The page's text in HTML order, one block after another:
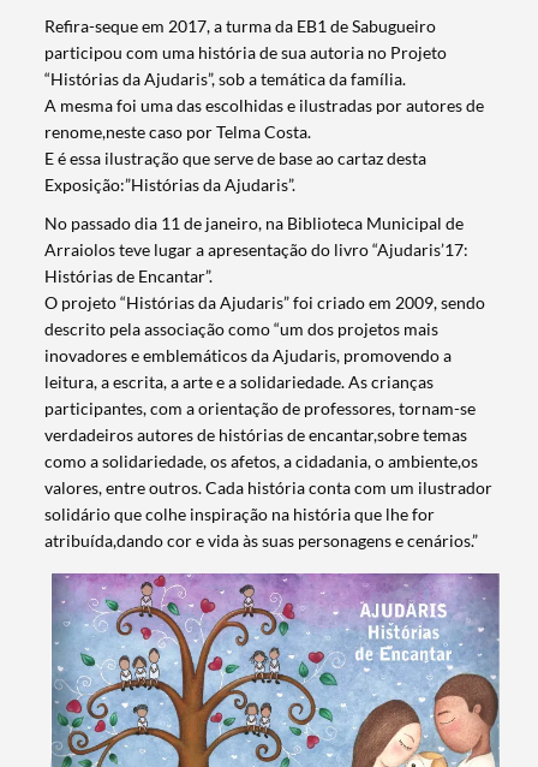
Refira-seque em 2017, a turma da EB1 de Sabugueiro
participou com uma história de sua autoria no Projeto
“Histórias da Ajudaris”, sob a temática da família.
A mesma foi uma das escolhidas e ilustradas por autores de
renome,neste caso por Telma Costa.
E é essa ilustração que serve de base ao cartaz desta
Exposição:”Histórias da Ajudaris”.
No passado dia 11 de janeiro, na Biblioteca Municipal de
Arraiolos teve lugar a apresentação do livro “Ajudaris’17:
Histórias de Encantar”.
O projeto “Histórias da Ajudaris” foi criado em 2009, sendo
descrito pela associação como “um dos projetos mais
inovadores e emblemáticos da Ajudaris, promovendo a
leitura, a escrita, a arte e a solidariedade. As crianças
participantes, com a orientação de professores, tornam-se
verdadeiros autores de histórias de encantar,sobre temas
como a solidariedade, os afetos, a cidadania, o ambiente,os
valores, entre outros. Cada história conta com um ilustrador
solidário que colhe inspiração na história que lhe for
atribuída,dando cor e vida às suas personagens e cenários.”